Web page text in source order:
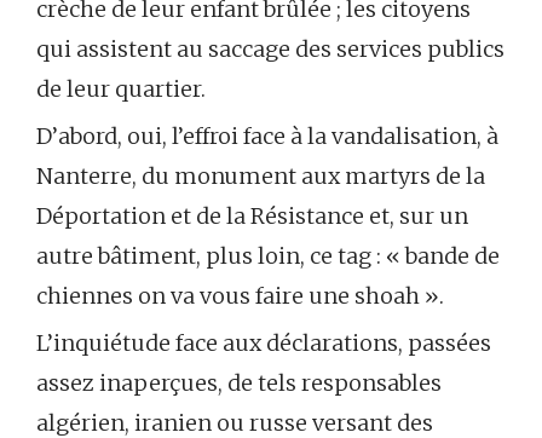
crèche de leur enfant brûlée ; les citoyens
qui assistent au saccage des services publics
de leur quartier.
D’abord, oui, l’effroi face à la vandalisation, à
Nanterre, du monument aux martyrs de la
Déportation et de la Résistance et, sur un
autre bâtiment, plus loin, ce tag : « bande de
chiennes on va vous faire une shoah ».
L’inquiétude face aux déclarations, passées
assez inaperçues, de tels responsables
algérien, iranien ou russe versant des